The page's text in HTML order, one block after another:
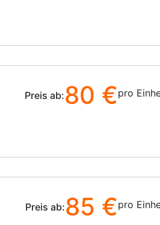
Preis ab:80 €pro
Preis ab:85 €pro